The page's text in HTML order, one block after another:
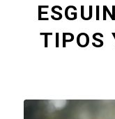
TIPOS